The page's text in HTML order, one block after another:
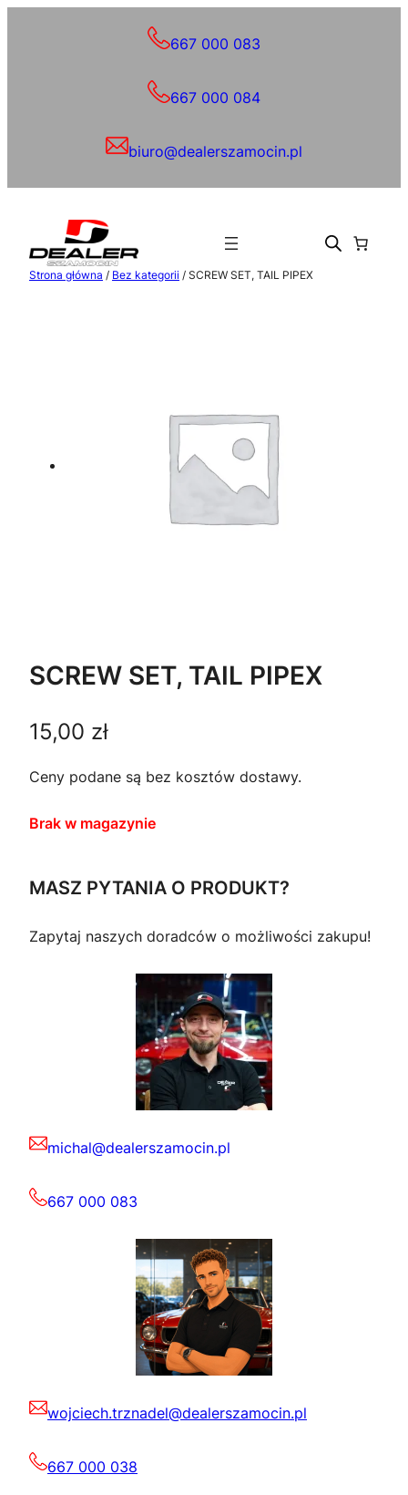
667 000 083
667 000 084
biuro@dealerszamocin.pl
Strona główna / Bez kategorii / SCREW SET, TAIL PIPEX
SCREW SET, TAIL PIPEX
15,00 zł
Ceny podane są bez kosztów dostawy.
Brak w magazynie
MASZ PYTANIA O PRODUKT?
Zapytaj naszych doradców o możliwości zakupu!
michal@dealerszamocin.pl
667 000 083
wojciech.trznadel@dealerszamocin.pl
667 000 038